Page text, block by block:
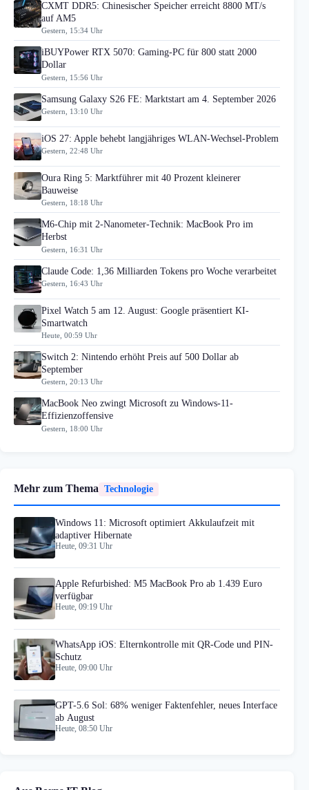
CXMT DDR5: Chinesischer Speicher erreicht 8800 MT/s
auf AM5
Gestern, 15:34 Uhr
iBUYPower RTX 5070: Gaming-PC für 800 statt 2000
Dollar
Gestern, 15:56 Uhr
Samsung Galaxy S26 FE: Marktstart am 4. September 2026
Gestern, 13:10 Uhr
iOS 27: Apple behebt langjähriges WLAN-Wechsel-Problem
Gestern, 22:48 Uhr
Oura Ring 5: Marktführer mit 40 Prozent kleinerer
Bauweise
Gestern, 18:18 Uhr
M6-Chip mit 2-Nanometer-Technik: MacBook Pro im
Herbst
Gestern, 16:31 Uhr
Claude Code: 1,36 Milliarden Tokens pro Woche verarbeitet
Gestern, 16:43 Uhr
Pixel Watch 5 am 12. August: Google präsentiert KI-
Smartwatch
Heute, 00:59 Uhr
Switch 2: Nintendo erhöht Preis auf 500 Dollar ab
September
Gestern, 20:13 Uhr
MacBook Neo zwingt Microsoft zu Windows-11-
Effizienzoffensive
Gestern, 18:00 Uhr
Mehr zum Thema Technologie
Windows 11: Microsoft optimiert Akkulaufzeit mit
adaptiver Hibernate
Heute, 09:31 Uhr
Apple Refurbished: M5 MacBook Pro ab 1.439 Euro
verfügbar
Heute, 09:19 Uhr
WhatsApp iOS: Elternkontrolle mit QR-Code und PIN-
Schutz
Heute, 09:00 Uhr
GPT-5.6 Sol: 68% weniger Faktenfehler, neues Interface
ab August
Heute, 08:50 Uhr